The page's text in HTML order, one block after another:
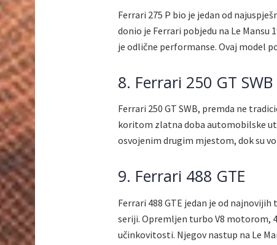
Ferrari 275 P bio je jedan od
donio je Ferrari pobjedu na Le
je odlične performanse. Ovaj model
8. Ferrari 250 GT SWB
Ferrari 250 GT SWB, premda ne
koritom zlatna doba automobilske
osvojenim drugim mjestom, dok su
9. Ferrari 488 GTE
Ferrari 488 GTE jedan je od
seriji. Opremljen turbo V8 motorom,
učinkovitosti. Njegov nastup na Le